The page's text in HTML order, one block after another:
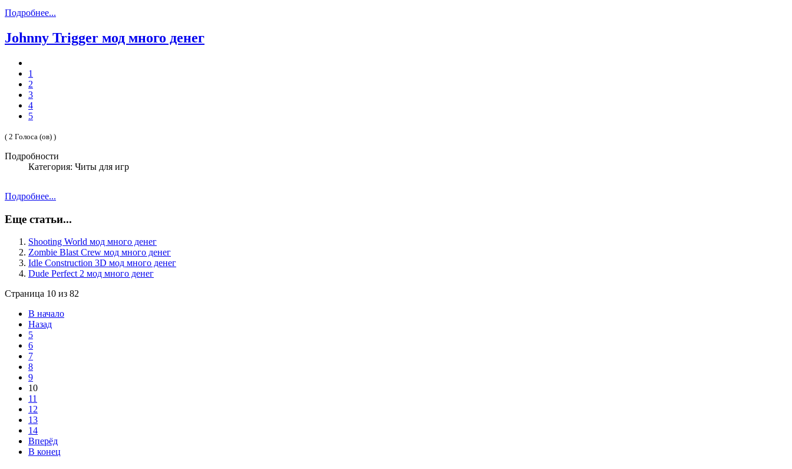
Подробнее...
Johnny Trigger мод много денег
1
2
3
4
5
( 2 Голоса (ов) )
Подробности
Категория: Читы для игр
Подробнее...
Еще статьи...
Shooting World мод много денег
Zombie Blast Crew мод много денег
Idle Construction 3D мод много денег
Dude Perfect 2 мод много денег
Страница 10 из 82
В начало
Назад
5
6
7
8
9
10
11
12
13
14
Вперёд
В конец